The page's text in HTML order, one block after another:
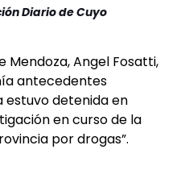
Diario de Cuyo
Mendoza, Angel Fosatti,
antecedentes
estuvo detenida en
en curso de la
por drogas”.